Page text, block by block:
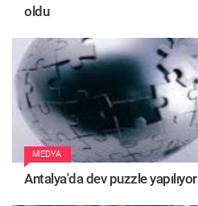
oldu
MEDYA
Antalya'da dev puzzle yapılıyor